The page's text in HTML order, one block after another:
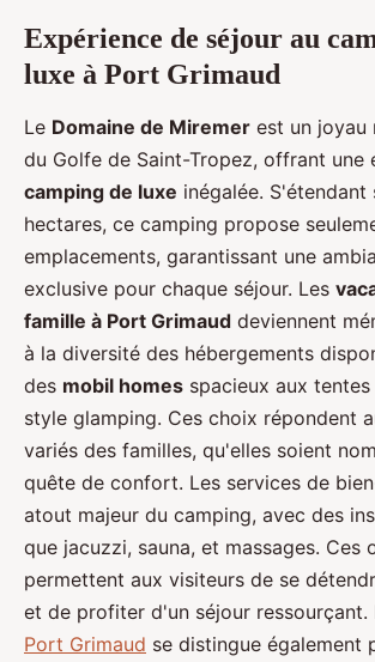
Expérience de séjour au
luxe à Port Grimaud
Le Domaine de Miremer est un
du Golfe de Saint-Tropez, offrant une
camping de luxe inégalée. S'étendant
hectares, ce camping propose
emplacements, garantissant une
exclusive pour chaque séjour. Les
famille à Port Grimaud deviennent
à la diversité des hébergements
des mobil homes spacieux aux
style glamping. Ces choix répondent
variés des familles, qu'elles soient
quête de confort. Les services de
atout majeur du camping, avec des
que jacuzzi, sauna, et massages. Ces
permettent aux visiteurs de se
et de profiter d'un séjour ressourçant.
Port Grimaud se distingue également